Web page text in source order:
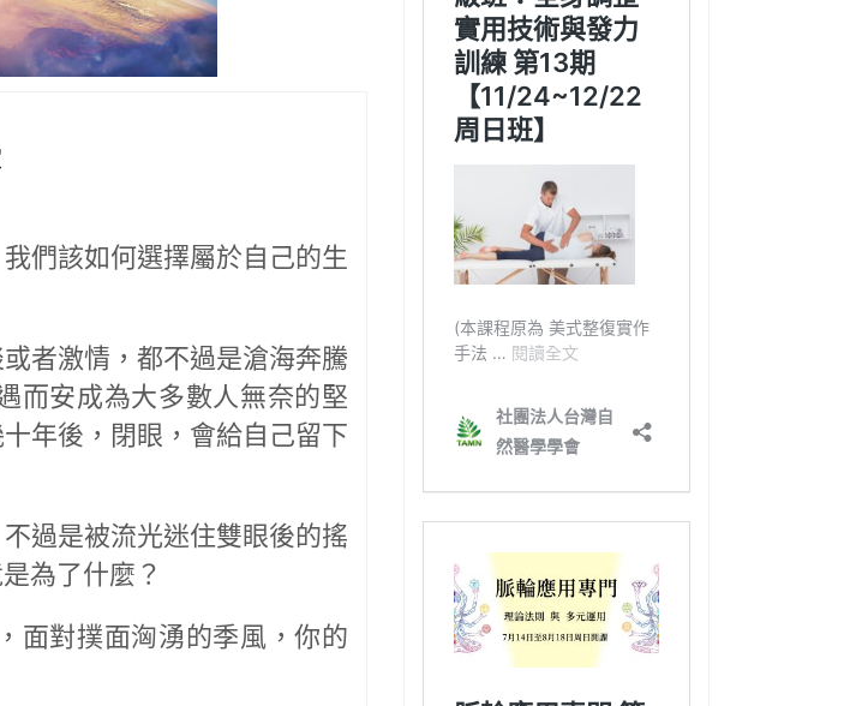
們該如何選擇屬於自己的生
者激情，都不過是滄海奔騰
而安成為大多數人無奈的堅
年後，閉眼，會給自己留下
過是被流光迷住雙眼後的搖
為了什麼？
面對撲面洶湧的季風，你的